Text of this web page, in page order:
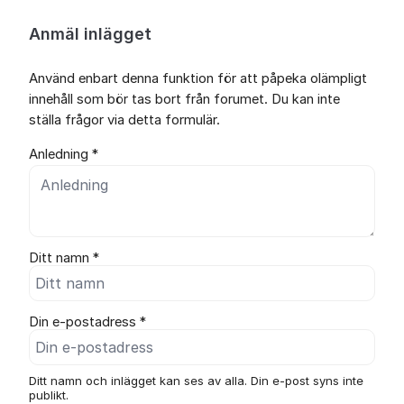
Anmäl inlägget
Använd enbart denna funktion för att påpeka olämpligt
innehåll som bör tas bort från forumet. Du kan inte
ställa frågor via detta formulär.
Anledning *
Ditt namn *
Din e-postadress *
Ditt namn och inlägget kan ses av alla. Din e-post syns inte
publikt.